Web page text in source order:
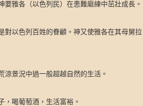
雅各（以色列民）在患難磨練中茁壯成長。
對以色列百姓的眷顧。神又使雅各在其母舅拉
景況中過一般超越自然的生活。
，喝葡萄酒，生活富裕。